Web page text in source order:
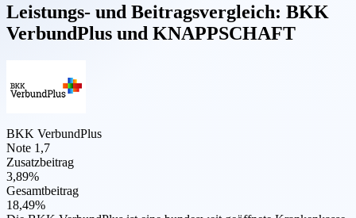
Leistungs- und Beitragsvergleich: BKK
VerbundPlus und KNAPPSCHAFT
BKK VerbundPlus
Note 1,7
Zusatzbeitrag
3,89%
Gesamtbeitrag
18,49%